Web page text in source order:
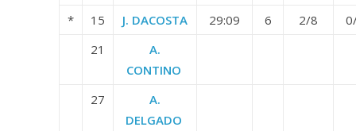
*
15 J. DACOSTA 29:09 6 2/8
21
A.
CONTINO
27
A.
DELGADO